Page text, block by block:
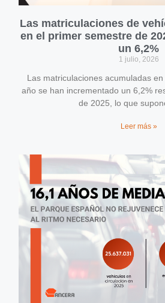
Las matriculaciones de
en el primer semestre de
un 6,2%
1 julio, 2026
Las matriculaciones acumuladas
año se han incrementado un 6,2%
de 2025, lo que
Leer más »